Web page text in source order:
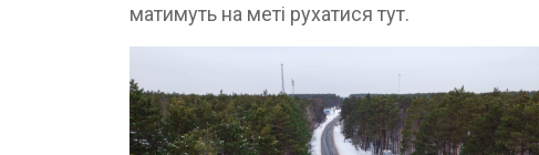
матимуть на меті рухатися тут.